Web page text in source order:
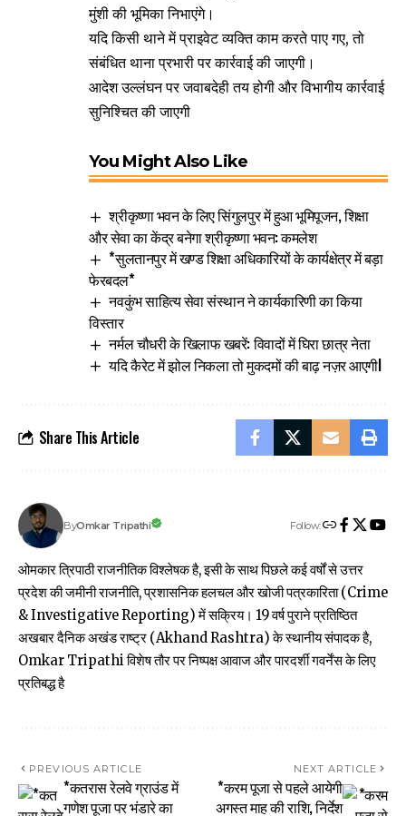
मुंशी की भूमिका निभाएंगे।
यदि किसी थाने में प्राइवेट व्यक्ति काम करते पाए गए, तो
संबंधित थाना प्रभारी पर कार्रवाई की जाएगी।
आदेश उल्लंघन पर जवाबदेही तय होगी और विभागीय कार्रवाई
सुनिश्चित की जाएगी
You Might Also Like
श्रीकृष्णा भवन के लिए सिंगुलपुर में हुआ भूमिपूजन, शिक्षा
और सेवा का केंद्र बनेगा श्रीकृष्णा भवन: कमलेश
*सुलतानपुर में खण्ड शिक्षा अधिकारियों के कार्यक्षेत्र में बड़ा
फेरबदल*
नवकुंभ साहित्य सेवा संस्थान ने कार्यकारिणी का किया
विस्तार
नर्मल चौधरी के खिलाफ खबरें: विवादों में घिरा छात्र नेता
यदि कैरेट में झोल निकला तो मुकदमों की बाढ़ नज़र आएगीl
Share This Article
ByOmkar Tripathi Follow:
ओमकार त्रिपाठी राजनीतिक विश्लेषक है, इसी के साथ पिछले कई वर्षों से उत्तर
प्रदेश की जमीनी राजनीति, प्रशासनिक हलचल और खोजी पत्रकारिता (Crime
& Investigative Reporting) में सक्रिय। 19 वर्ष पुराने प्रतिष्ठित
अखबार दैनिक अखंड राष्ट्र (Akhand Rashtra) के स्थानीय संपादक है,
Omkar Tripathi विशेष तौर पर निष्पक्ष आवाज और पारदर्शी गवर्नेंस के लिए
प्रतिबद्ध है
PREVIOUS ARTICLE
*कतरास रेलवे ग्राउंड में
गणेश पूजा पर भंडारे का
NEXT ARTICLE
*करम पूजा से पहले आयेगी
अगस्त माह की राशि, निर्देश